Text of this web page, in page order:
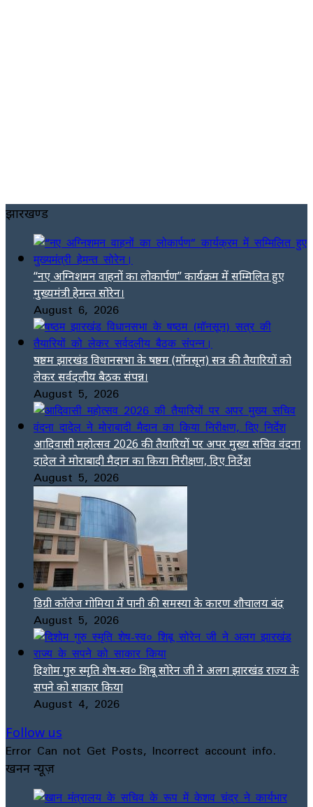
झारखण्ड
“नए अग्निशमन वाहनों का लोकार्पण” कार्यक्रम में सम्मिलित हुए
मुख्यमंत्री हेमन्त सोरेन।
August 6, 2026
षष्ठम झारखंड विधानसभा के षष्ठम (मॉनसून) सत्र की तैयारियों को
लेकर सर्वदलीय बैठक संपन्न।
August 5, 2026
आदिवासी महोत्सव 2026 की तैयारियों पर अपर मुख्य सचिव वंदना
दादेल ने मोराबादी मैदान का किया निरीक्षण, दिए निर्देश
August 5, 2026
डिग्री कॉलेज गोमिया में पानी की समस्या के कारण शौचालय बंद
August 5, 2026
दिशोम गुरु स्मृति शेष-स्व० शिबू सोरेन जी ने अलग झारखंड राज्य के
सपने को साकार किया
August 4, 2026
Follow us
Error Can not Get Posts, Incorrect account info.
खनन न्यूज़